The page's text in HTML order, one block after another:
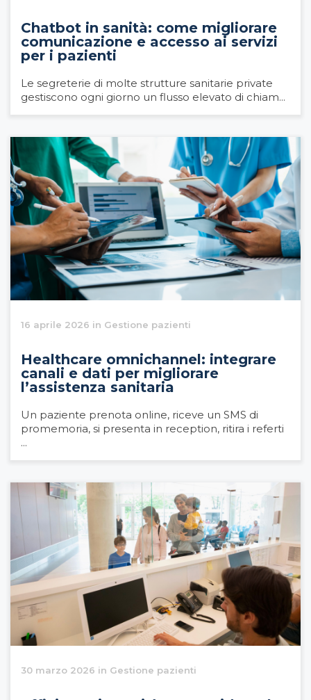
Chatbot in sanità: come migliorare
comunicazione e accesso ai servizi
per i pazienti
Le segreterie di molte strutture sanitarie private
gestiscono ogni giorno un flusso elevato di chiam...
16 aprile 2026 in Gestione pazienti
Healthcare omnichannel: integrare
canali e dati per migliorare
l’assistenza sanitaria
Un paziente prenota online, riceve un SMS di
promemoria, si presenta in reception, ritira i referti
...
30 marzo 2026 in Gestione pazienti